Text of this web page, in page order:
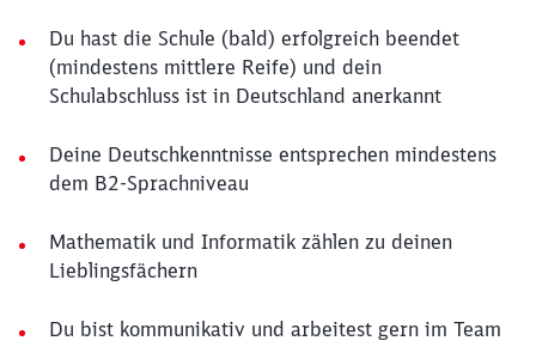
Du hast die Schule (bald) erfolgreich beendet
(mindestens mittlere Reife) und dein
Schulabschluss ist in Deutschland anerkannt
Deine Deutschkenntnisse entsprechen mindestens
dem B2-Sprachniveau
Mathematik und Informatik zählen zu deinen
Lieblingsfächern
Du bist kommunikativ und arbeitest gern im Team